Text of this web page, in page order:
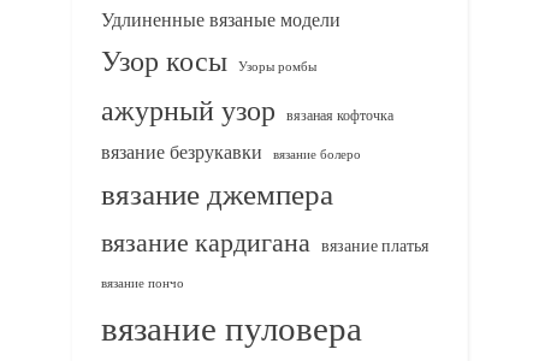
Удлиненные вязаные модели
Узор косы Узоры ромбы
ажурный узор вязаная кофточка
вязание безрукавки вязание болеро
вязание джемпера
вязание кардигана вязание платья
вязание пончо
вязание пуловера